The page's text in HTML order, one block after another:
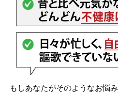
もしあなたがそのようなお悩